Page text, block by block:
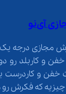
آی‌نو
مجازی درجه
از معلم‌‌های خفن و
خفن و